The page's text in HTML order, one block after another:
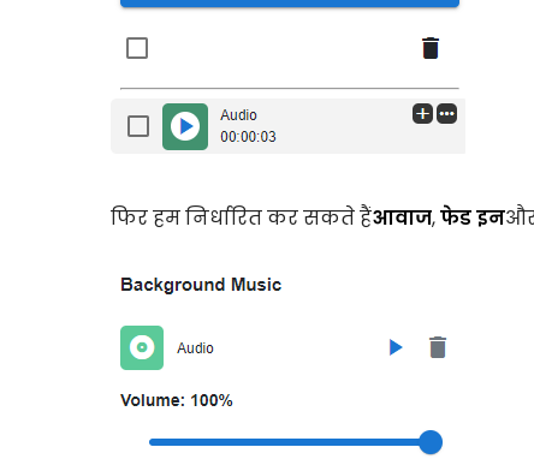
फिर हम निर्धारित कर सकते हैंआवाज,फेड इन